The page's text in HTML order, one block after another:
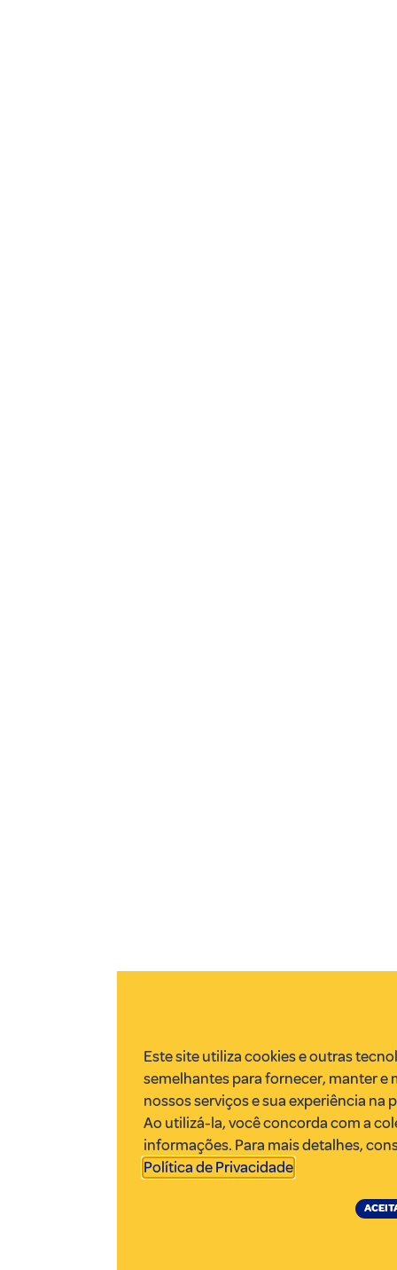
Este site utiliza cookies e outras
semelhantes para fornecer, manter e
nossos serviços e sua experiência na
Ao utilizá-la, você concorda com a
informações. Para mais detalhes,
Política de Privacidade